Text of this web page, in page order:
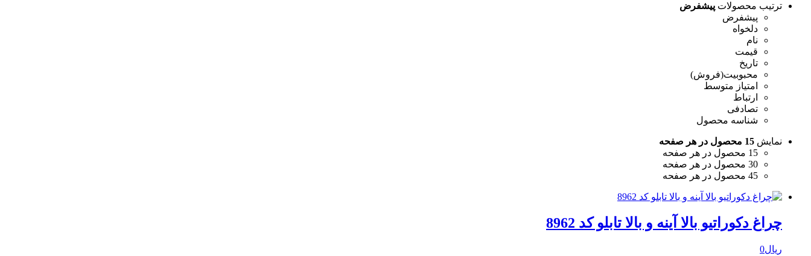
ترتیب محصولات پیشفرض
پیشفرض
دلخواه
نام
قیمت
تاریخ
محبوبیت(فروش)
امتیاز متوسط
ارتباط
تصادفی
شناسه محصول
نمایش 15 محصول در هر صفحه
15 محصول در هر صفحه
30 محصول در هر صفحه
45 محصول در هر صفحه
چراغ دکوراتیو بالا آینه و بالا تابلو کد 8962
ریال0